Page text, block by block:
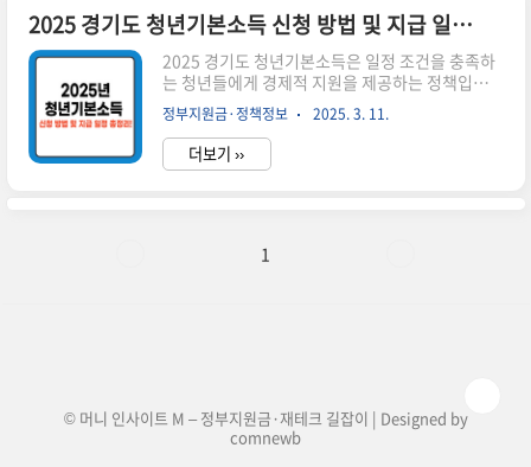
만 원 지급)사용처: 경기지역화폐 형태로 지급, 경
기도 내 가맹점에서 사용 가능2025 경기도 청년기
본소득 신청 방법💡 온라인으로 간편하게 신청할
수 있습니다.신청 기간 확인: 분기별 신청이 진행되
며, 2025년 1분기 신청 일정은 3월 초 예정온라인
신청: 경기도 청년기본소득 신청 홈페이지에서 접
수서류 제출..
2025 경기도 청년기본소득 신청 방법 및 지급 일정 총정리
2025 경기도 청년기본소득은 일정 조건을 충족하
는 청년들에게 경제적 지원을 제공하는 정책입니
다. 이 제도는 청년들의 생활비 부담을 줄이고, 지
역 경제 활성화를 목표로 합니다. 시간이 없으신 분
들은 아래 버튼으로 확인하세요! 경기도 청년기본
소득 신청하기👉 ▼ 자세한 정보는 아래에서 계속
태로 지급, 경기도 내 가맹점에서 사용 가능2025
정부지원금·정책정보 2025. 3. 11.
더보기 ››
1
© 머니 인사이트 M – 정부지원금·재테크 길잡이 | Designed by
comnewb